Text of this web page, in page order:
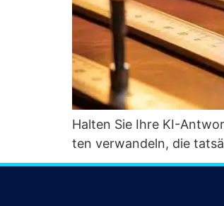
Hal­ten Sie Ihre KI-
ten ver­wan­deln, die